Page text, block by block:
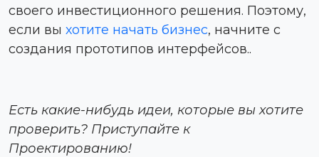
своего инвестиционного решения. Поэтому,
если вы хотите начать бизнес, начните с
создания прототипов интерфейсов..
Есть какие-нибудь идеи, которые вы хотите
проверить? Приступайте к
Проектированию!